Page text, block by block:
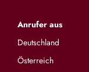
Anrufer aus
Deutschland
Österreich